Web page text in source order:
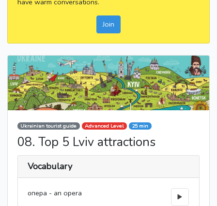
have warm conversations.
Join
Ukrainian tourist guide Advanced Level 25 min
08. Top 5 Lviv attractions
Vocabulary
опера - an opera